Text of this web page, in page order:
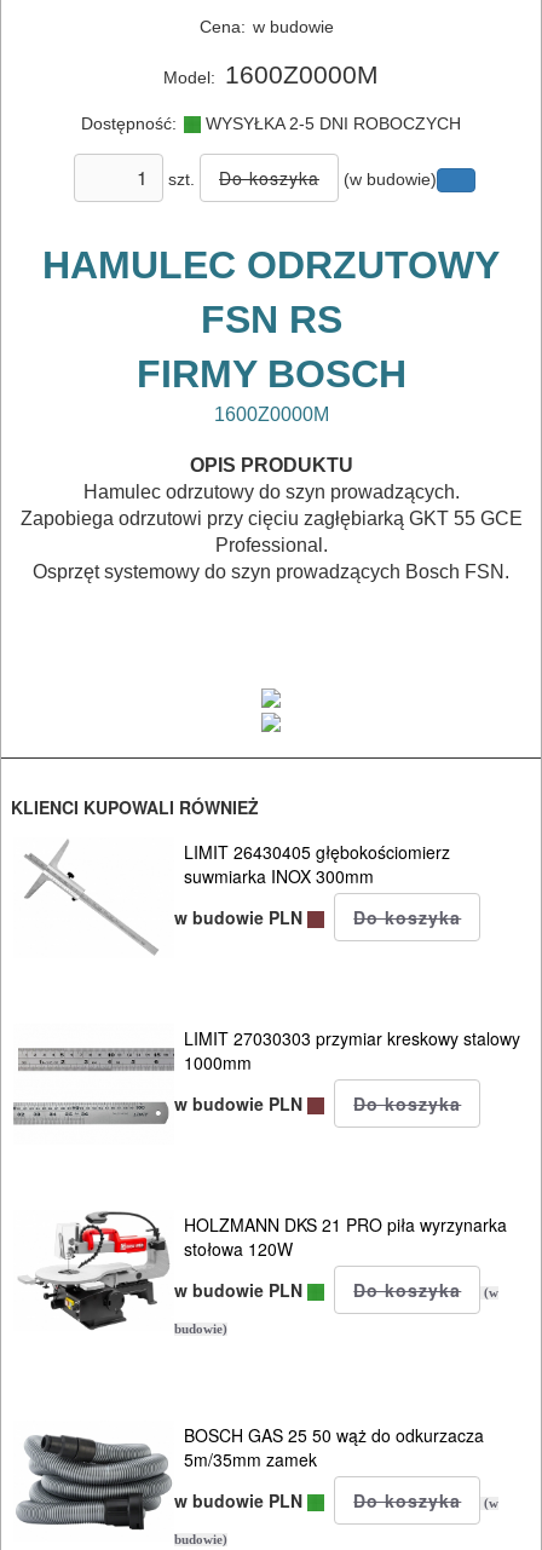
osprzętowe
BETONU
DREWNA
DO
frezarek
gwoździarek
kluczy
mieszadeł
Do
młotowiertarek
udarowych
Do
nożyc
blach
Do
odkurzaczy
Do
pilarek
i
Cena: w budowie
Model: 1600Z0000M
Dostępność: WYSYŁKA 2-5 DNI ROBOCZYCH
szt. (w budowie)
HAMULEC ODRZUTOWY
FSN RS
FIRMY BOSCH
1600Z0000M
OPIS PRODUKTU
Hamulec odrzutowy do szyn prowadzących.
Zapobiega odrzutowi przy cięciu zagłębiarką GKT 55 GCE
Professional.
Osprzęt systemowy do szyn prowadzących Bosch FSN.
KLIENCI KUPOWALI RÓWNIEŻ
LIMIT 26430405 głębokościomierz
suwmiarka INOX 300mm
w budowie PLN
LIMIT 27030303 przymiar kreskowy stalowy
1000mm
w budowie PLN
HOLZMANN DKS 21 PRO piła wyrzynarka
stołowa 120W
w budowie PLN
(w
budowie)
BOSCH GAS 25 50 wąż do odkurzacza
5m/35mm zamek
w budowie PLN
(w
budowie)